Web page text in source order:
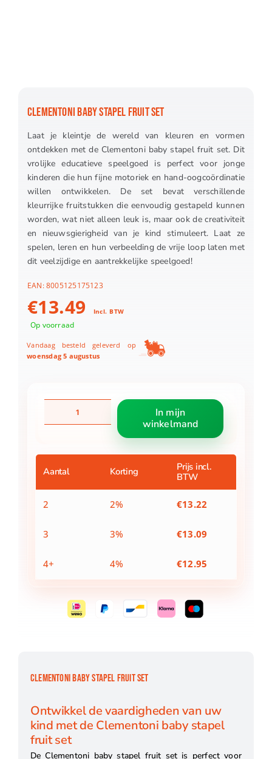
CLEMENTONI BABY STAPEL FRUIT SET
Laat je kleintje de wereld van kleuren en vormen
ontdekken met de Clementoni baby stapel fruit set. Dit
vrolijke educatieve speelgoed is perfect voor jonge
kinderen die hun fijne motoriek en hand-oogcoördinatie
willen ontwikkelen. De set bevat verschillende
kleurrijke fruitstukken die eenvoudig gestapeld kunnen
worden, wat niet alleen leuk is, maar ook de creativiteit
en nieuwsgierigheid van je kind stimuleert. Laat ze
spelen, leren en hun verbeelding de vrije loop laten met
dit veelzijdige en aantrekkelijke speelgoed!
EAN:8005125175123
€13.49 Incl. BTW
Op voorraad
Vandaag besteld geleverd op
woensdag 5 augustus
baby
set
In mijn
winkelmand
Aantal Korting
Prijs incl.
BTW
2 2% €13.22
3 3% €13.09
4+ 4% €12.95
CLEMENTONI BABY STAPEL FRUIT SET
Ontwikkel de vaardigheden van uw
kind met de Clementoni baby stapel
fruit set
De Clementoni baby stapel fruit set is perfect voor